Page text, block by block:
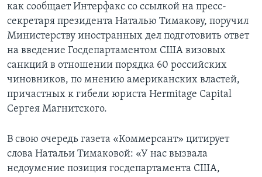
как сообщает Интерфакс со ссылкой на пресс-
секретаря президента Наталью Тимакову, поручил
Министерству иностранных дел подготовить ответ
на введение Госдепартаментом США визовых
санкций в отношении порядка 60 российских
чиновников, по мнению американских властей,
причастных к гибели юриста Hermitage Capital
Сергея Магнитского.
В свою очередь газета «Коммерсант» цитирует
слова Натальи Тимаковой: «У нас вызвала
недоумение позиция госдепартамента США,